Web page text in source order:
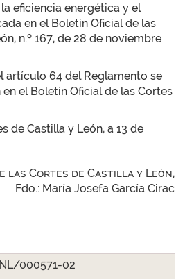
eficiencia energética y el
en el Boletín Oficial de las
n.º 167, de 28 de noviembre
artículo 64 del Reglamento se
el Boletín Oficial de las Cortes
de Castilla y León, a 13 de
las Cortes de Castilla y León,
Fdo.: María Josefa García Cirac
000571-02